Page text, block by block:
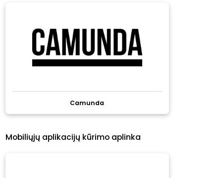
Camunda
Mobiliųjų aplikacijų kūrimo aplinka